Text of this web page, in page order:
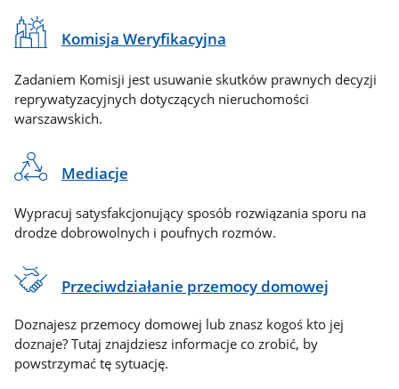
Komisja Weryfikacyjna
Zadaniem Komisji jest usuwanie skutków prawnych decyzji
reprywatyzacyjnych dotyczących nieruchomości
warszawskich.
Mediacje
Wypracuj satysfakcjonujący sposób rozwiązania sporu na
drodze dobrowolnych i poufnych rozmów.
Przeciwdziałanie przemocy domowej
Doznajesz przemocy domowej lub znasz kogoś kto jej
doznaje? Tutaj znajdziesz informacje co zrobić, by
powstrzymać tę sytuację.